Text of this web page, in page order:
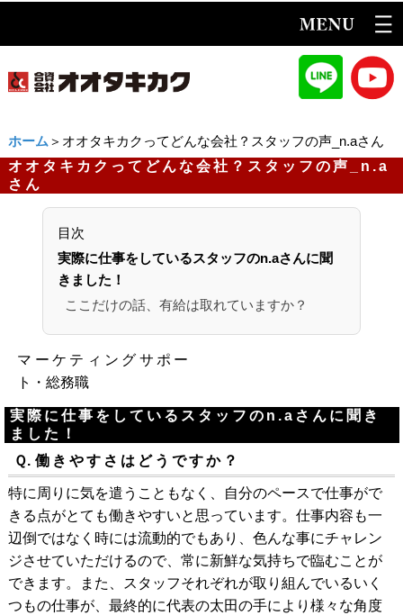
ホーム ＞オオタキカクってどんな会社？スタッフの声_n.aさん
オオタキカクってどんな会社？スタッフの声_n.a
さん
目次
実際に仕事をしているスタッフのn.aさんに聞
きました！
ここだけの話、有給は取れていますか？
マーケティングサポー
ト・総務職
実際に仕事をしているスタッフのn.aさんに聞き
ました！
Ｑ. 働きやすさはどうですか？
特に周りに気を遣うこともなく、自分のペースで仕事がで
きる点がとても働きやすいと思っています。仕事内容も一
辺倒ではなく時には流動的でもあり、色んな事にチャレン
ジさせていただけるので、常に新鮮な気持ちで臨むことが
できます。また、スタッフそれぞれが取り組んでいるいく
つもの仕事が、最終的に代表の太田の手により様々な角度